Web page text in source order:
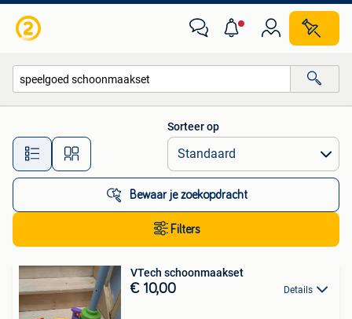
Alle afstanden…
Sorteer op
Bewaar je zoekopdracht
Filters
VTech schoonmaakset
€ 10,00 Details